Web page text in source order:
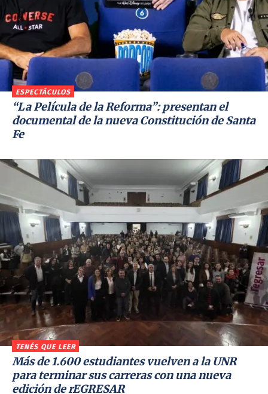
ESPECTÁCULOS
“La Película de la Reforma”: presentan el
documental de la nueva Constitución de Santa
Fe
TENÉS QUE LEER
Más de 1.600 estudiantes vuelven a la UNR
para terminar sus carreras con una nueva
edición de rEGRESAR